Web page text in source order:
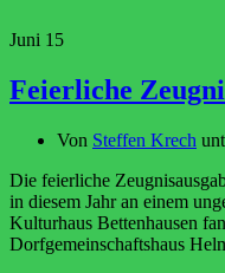
Juni 15
Feierliche
Von Steffen Krech
Die feierliche
in diesem Jahr an einem
Kulturhaus Bettenhausen
Dorfgemeinschaftshaus